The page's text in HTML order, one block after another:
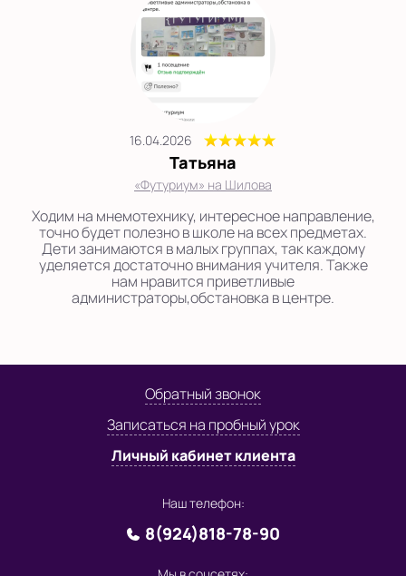
16.04.2026
Татьяна
«Футуриум» на Шилова
Ходим на мнемотехнику, интересное направление,
точно будет полезно в школе на всех предметах.
Дети занимаются в малых группах, так каждому
уделяется достаточно внимания учителя. Также
нам нравится приветливые
администраторы,обстановка в центре.
Обратный звонок
Записаться на пробный урок
Личный кабинет клиента
Наш телефон:
8(924)818-78-90